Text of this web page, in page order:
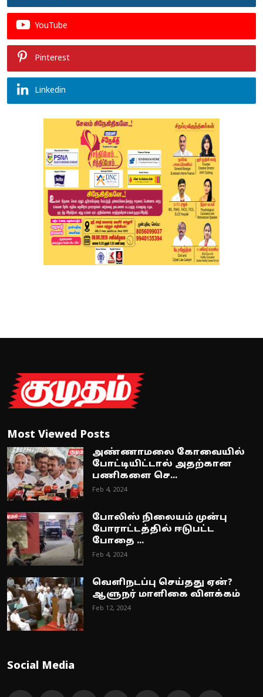
YouTube
Pinterest
Linkedin
Most Viewed Posts
அண்ணாமலை கோவையில்
போட்டியிட்டால் அதற்கான
பணிகளை செ...
Feb 4, 2024
போலிஸ் நிலையம் முன்பு
போராட்டத்தில் ஈடுபட்ட
போதை ...
Feb 4, 2024
வெளிநடப்பு செய்தது ஏன்?
ஆளுநர் மாளிகை விளக்கம்
Feb 12, 2024
Social Media